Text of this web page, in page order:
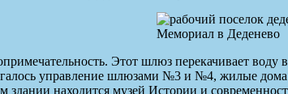
Мемориал в Деденево
Этот шлюз перекачивает
управление шлюзами №3 и №4, жилые
здании находится музей Истории и